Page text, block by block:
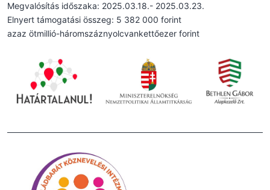
Megvalósítás időszaka: 2025.03.18.- 2025.03.23.
Elnyert támogatási összeg: 5 382 000 forint
azaz ötmillió-háromszáznyolcvankettőezer forint